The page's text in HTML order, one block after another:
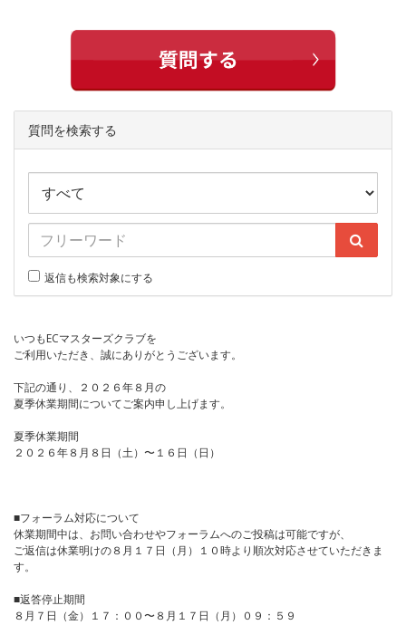
質問を検索する
返信も検索対象にする
いつもECマスターズクラブを
ご利用いただき、誠にありがとうございます。
下記の通り、２０２６年８月の
夏季休業期間についてご案内申し上げます。
夏季休業期間
２０２６年８月８日（土）〜１６日（日）
■フォーラム対応について
休業期間中は、お問い合わせやフォーラムへのご投稿は可能ですが、
ご返信は休業明けの８月１７日（月）１０時より順次対応させていただきま
す。
■返答停止期間
８月７日（金）１７：００〜８月１７日（月）０９：５９